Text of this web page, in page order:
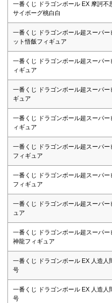
一番くじ ドラゴンボール EX 摩訶不
サイボーグ桃白白
一番くじ ドラゴンボール超スーパー
ット悟飯フィギュア
一番くじ ドラゴンボール超スーパ
ィギュア
一番くじ ドラゴンボール超スーパー
ギュア
一番くじ ドラゴンボール超スーパ
ィギュア
一番くじ ドラゴンボール超スーパ
フィギュア
一番くじ ドラゴンボール超スーパ
フィギュア
一番くじ ドラゴンボール超スーパ
ュア
一番くじ ドラゴンボール超スーパ
神龍フィギュア
一番くじ ドラゴンボール EX 人造人
号
一番くじ ドラゴンボール EX 人造人
号